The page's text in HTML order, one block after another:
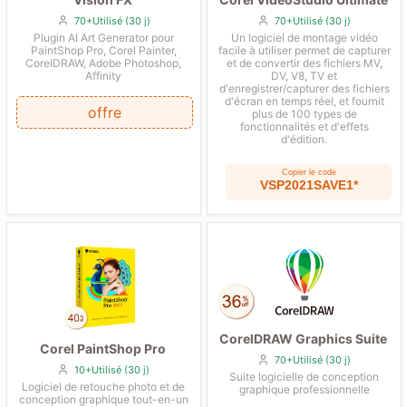
70+Utilisé (30 j)
Plugin AI Art Generator pour
PaintShop Pro, Corel Painter,
CorelDRAW, Adobe Photoshop,
Affinity
offre
70+Utilisé (30 j)
Un logiciel de montage vidéo
facile à utiliser permet de capturer
et de convertir des fichiers MV,
DV, V8, TV et
d'enregistrer/capturer des fichiers
d'écran en temps réel, et fournit
plus de 100 types de
fonctionnalités et d'effets
d'édition.
Copier le code
VSP2021SAVE1*
Corel PaintShop Pro
10+Utilisé (30 j)
Logiciel de retouche photo et de
conception graphique tout-en-un
CorelDRAW Graphics Suite
70+Utilisé (30 j)
Suite logicielle de conception
graphique professionnelle